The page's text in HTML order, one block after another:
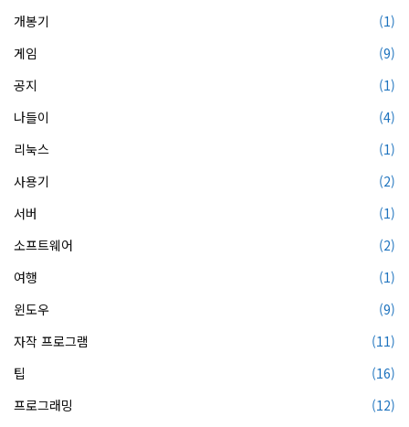
개봉기
(1)
게임
(9)
공지
(1)
나들이
(4)
리눅스
(1)
사용기
(2)
서버
(1)
소프트웨어
(2)
여행
(1)
윈도우
(9)
자작 프로그램
(11)
팁
(16)
프로그래밍
(12)